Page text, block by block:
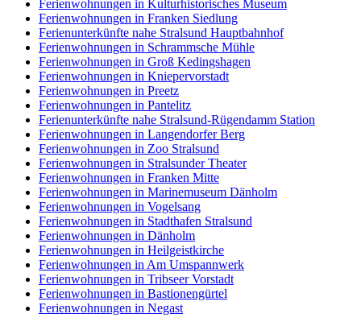
Ferienwohnungen in Kulturhistorisches Museum
Ferienwohnungen in Franken Siedlung
Ferienunterkünfte nahe Stralsund Hauptbahnhof
Ferienwohnungen in Schrammsche Mühle
Ferienwohnungen in Groß Kedingshagen
Ferienwohnungen in Kniepervorstadt
Ferienwohnungen in Preetz
Ferienwohnungen in Pantelitz
Ferienunterkünfte nahe Stralsund-Rügendamm Station
Ferienwohnungen in Langendorfer Berg
Ferienwohnungen in Zoo Stralsund
Ferienwohnungen in Stralsunder Theater
Ferienwohnungen in Franken Mitte
Ferienwohnungen in Marinemuseum Dänholm
Ferienwohnungen in Vogelsang
Ferienwohnungen in Stadthafen Stralsund
Ferienwohnungen in Dänholm
Ferienwohnungen in Heilgeistkirche
Ferienwohnungen in Am Umspannwerk
Ferienwohnungen in Tribseer Vorstadt
Ferienwohnungen in Bastionengürtel
Ferienwohnungen in Negast